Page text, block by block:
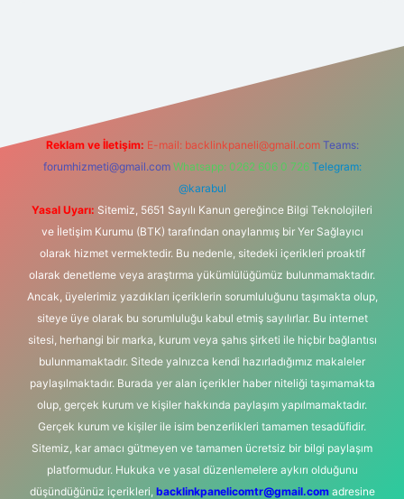
Reklam ve İletişim: E-mail: backlinkpaneli@gmail.com Teams:
forumhizmeti@gmail.com Whatsapp: 0262 606 0 726 Telegram:
@karabul
Yasal Uyarı: Sitemiz, 5651 Sayılı Kanun gereğince Bilgi Teknolojileri
ve İletişim Kurumu (BTK) tarafından onaylanmış bir Yer Sağlayıcı
olarak hizmet vermektedir. Bu nedenle, sitedeki içerikleri proaktif
olarak denetleme veya araştırma yükümlülüğümüz bulunmamaktadır.
Ancak, üyelerimiz yazdıkları içeriklerin sorumluluğunu taşımakta olup,
siteye üye olarak bu sorumluluğu kabul etmiş sayılırlar. Bu internet
sitesi, herhangi bir marka, kurum veya şahıs şirketi ile hiçbir bağlantısı
bulunmamaktadır. Sitede yalnızca kendi hazırladığımız makaleler
paylaşılmaktadır. Burada yer alan içerikler haber niteliği taşımamakta
olup, gerçek kurum ve kişiler hakkında paylaşım yapılmamaktadır.
Gerçek kurum ve kişiler ile isim benzerlikleri tamamen tesadüfidir.
Sitemiz, kar amacı gütmeyen ve tamamen ücretsiz bir bilgi paylaşım
platformudur. Hukuka ve yasal düzenlemelere aykırı olduğunu
düşündüğünüz içerikleri, backlinkpanelicomtr@gmail.comadresine